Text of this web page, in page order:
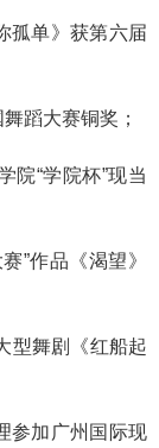
单》获第六届
蹈大赛铜奖；
“学院杯”现当
作品《渴望》
舞剧《红船起
加广州国际现